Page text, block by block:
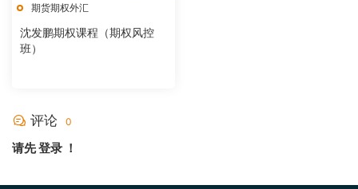
期货期权外汇
沈发鹏期权课程（期权风控
班）
评论 0
请先登录 ！